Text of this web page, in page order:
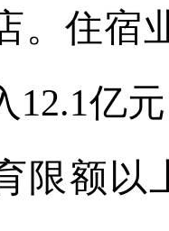
。住宿
12.1亿
限额以